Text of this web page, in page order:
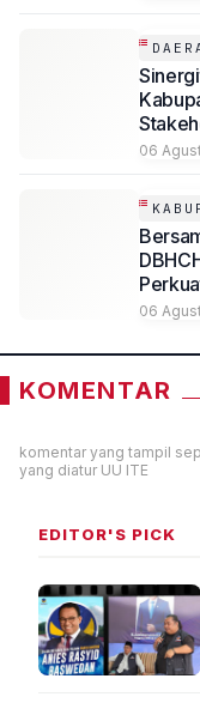
Kena
06
Rokok
06
KOMENTAR
komentar yang tampil
yang diatur UU ITE
EDITOR'S PICK